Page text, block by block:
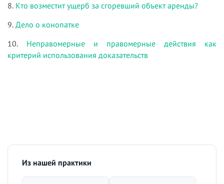
8. Кто возместит ущерб за сгоревший объект аренды?
9. Дело о конопатке
10. Неправомерные и правомерные действия как
критерий использования доказательств
Из нашей практики